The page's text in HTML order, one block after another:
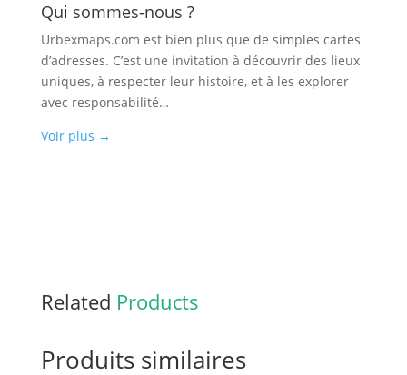
Qui sommes-nous ?
Urbexmaps.com est bien plus que de simples cartes
d’adresses. C’est une invitation à découvrir des lieux
uniques, à respecter leur histoire, et à les explorer
avec responsabilité…
Voir plus →
Related Products
Produits similaires